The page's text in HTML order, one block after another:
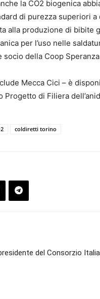
la CO2 biogenica
di purezza superiori
alla produzione di bibite
per l’uso nelle
della Coop
Mecca Cici – è
di Filiera
coldiretti torino
del Consorzio